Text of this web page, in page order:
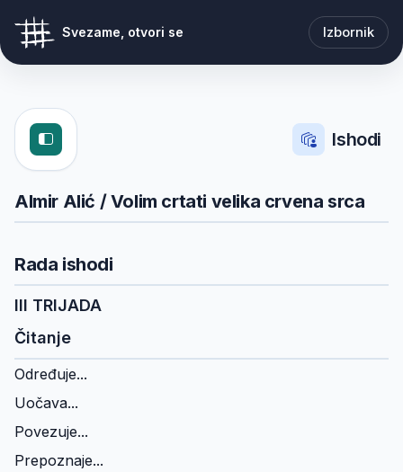
Svezame, otvori se Izbornik
Ishodi
Almir Alić / Volim crtati velika crvena srca
Rada ishodi
III TRIJADA
Čitanje
Određuje...
Uočava...
Povezuje...
Prepoznaje...